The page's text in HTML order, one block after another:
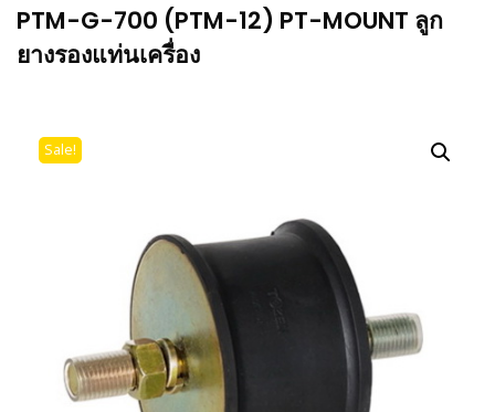
PTM-G-700 (PTM-12) PT-MOUNT ลูก
ยางรองแท่นเครื่อง
Sale!